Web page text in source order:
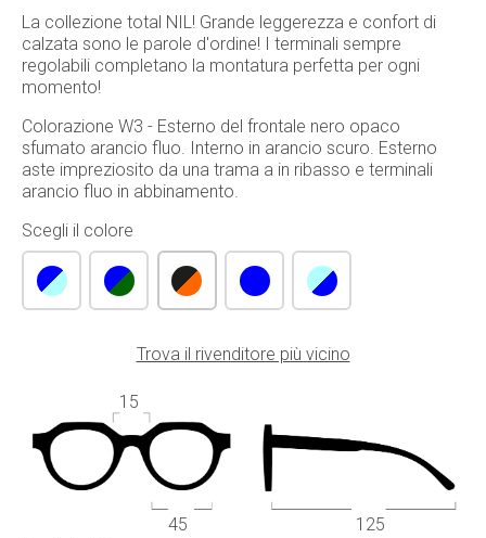
La collezione total NIL! Grande leggerezza e confort di
calzata sono le parole d'ordine! I terminali sempre
regolabili completano la montatura perfetta per ogni
momento!
Colorazione W3 - Esterno del frontale nero opaco
sfumato arancio fluo. Interno in arancio scuro. Esterno
aste impreziosito da una trama a in ribasso e terminali
arancio fluo in abbinamento.
Scegli il colore
Trova il rivenditore più vicino
45
15
125